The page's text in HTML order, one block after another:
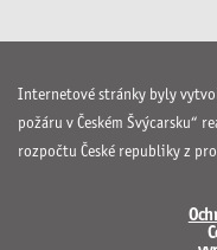
Internetové stránky byly
požáru v Českém Švýcarsku“
rozpočtu České republiky z